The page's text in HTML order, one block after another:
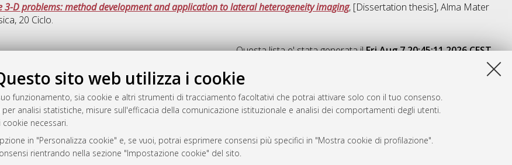
sito web utilizza i cookie
funzionamento, sia cookie e altri strumenti di tracciamento facoltativi che potrai attivare solo con il tuo consenso.
analisi statistiche, misure sull'efficacia della comunicazione istituzionale e analisi dei comportamenti degli utenti.
necessari.
in "Personalizza cookie" e, se vuoi, potrai esprimere consensi più specifici in "Mostra cookie di profilazione".
rientrando nella sezione "Impostazione cookie" del sito.
3-D problems: method development and application to lateral heterogeneity imaging, [Dissertation thesis], Alma Mater
, 20 Ciclo.
Questa lista e' stata generata ilFri Aug 7 20:45:11 2026 CEST.
e gestito daAlmaDL
privacy
del sito